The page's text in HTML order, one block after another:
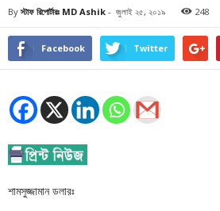
By স্টাফ রিপোর্টারঃ MD Ashik - জুলাই ২৫, ২০১৯ 248
Facebook Twitter
শামসুজ্জামান ডলারঃ